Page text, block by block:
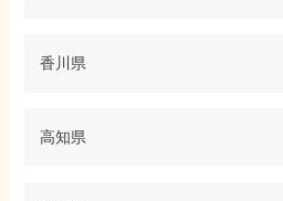
香川県
高知県